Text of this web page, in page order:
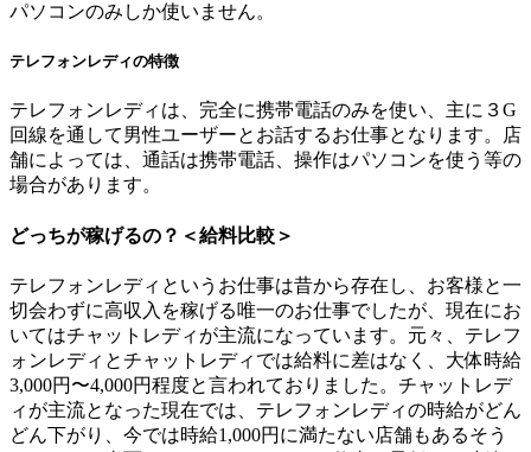
パソコンのみしか使いません。
テレフォンレディの特徴
テレフォンレディは、完全に携帯電話のみを使い、主に３G
回線を通して男性ユーザーとお話するお仕事となります。店
舗によっては、通話は携帯電話、操作はパソコンを使う等の
場合があります。
どっちが稼げるの？＜給料比較＞
テレフォンレディというお仕事は昔から存在し、お客様と一
切会わずに高収入を稼げる唯一のお仕事でしたが、現在にお
いてはチャットレディが主流になっています。元々、テレフ
ォンレディとチャットレディでは給料に差はなく、大体時給
3,000円〜4,000円程度と言われておりました。チャットレデ
ィが主流となった現在では、テレフォンレディの時給がどん
どん下がり、今では時給1,000円に満たない店舗もあるそう